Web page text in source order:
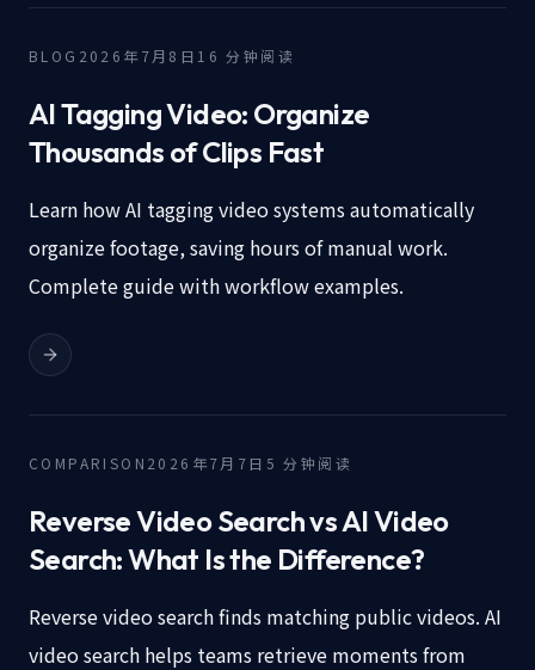
BLOG 2026年7月8日 16 分钟阅读
AI Tagging Video: Organize
Thousands of Clips Fast
Learn how AI tagging video systems automatically
organize footage, saving hours of manual work.
Complete guide with workflow examples.
COMPARISON 2026年7月7日 5 分钟阅读
Reverse Video Search vs AI Video
Search: What Is the Difference?
Reverse video search finds matching public videos. AI
video search helps teams retrieve moments from